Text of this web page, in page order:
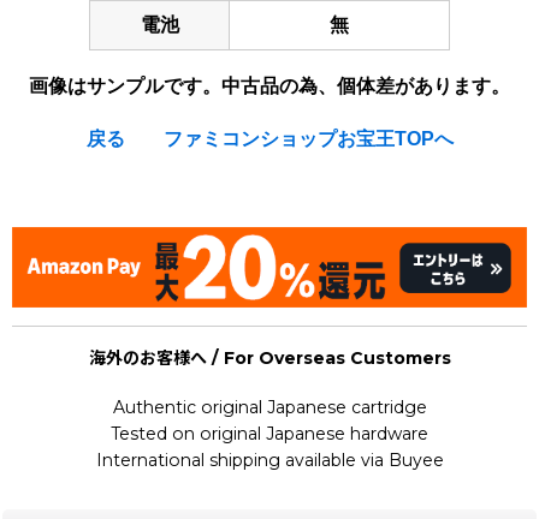
電池 無
画像はサンプルです。中古品の為、個体差があります。
戻る ファミコンショップお宝王TOPへ
海外のお客様へ / For Overseas Customers
Authentic original Japanese cartridge
Tested on original Japanese hardware
International shipping available via Buyee